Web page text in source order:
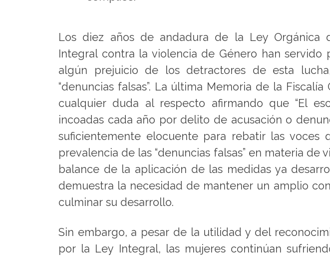
Los diez años de andadura de la Ley Orgánica
Integral contra la violencia de Género han servido
algún prejuicio de los detractores de esta
“denuncias falsas”. La última Memoria de la
cualquier duda al respecto afirmando que “El
incoadas cada año por delito de acusación o
suficientemente elocuente para rebatir las voces
prevalencia de las “denuncias falsas” en materia de
balance de la aplicación de las medidas ya
demuestra la necesidad de mantener un amplio
culminar su desarrollo.
Sin embargo, a pesar de la utilidad y del
por la Ley Integral, las mujeres continúan